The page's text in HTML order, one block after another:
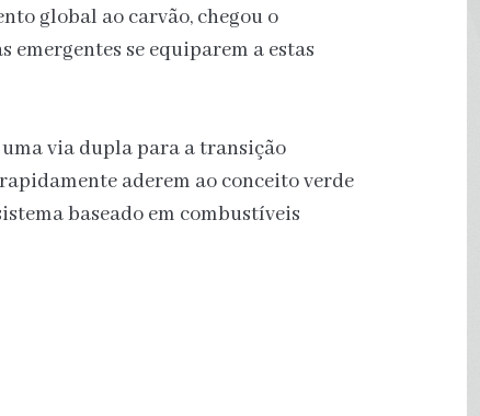
global ao carvão, chegou o
emergentes se equiparem a estas
via dupla para a transição
aderem ao conceito verde
baseado em combustíveis